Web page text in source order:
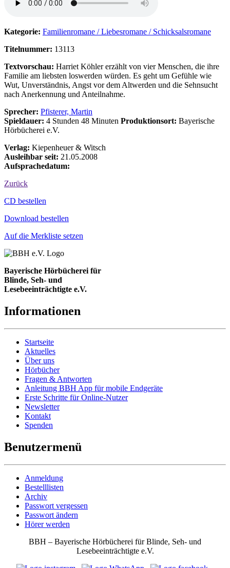
Kategorie: Familienromane / Liebesromane / Schicksalsromane
Titelnummer: 13113
Textvorschau: Harriet Köhler erzählt von vier Menschen, die ihre
Familie am liebsten loswerden würden. Es geht um Gefühle wie
Wut, Unverständnis, Angst vor dem Altwerden und die Sehnsucht
nach Anerkennung und Anteilnahme.
Sprecher: Pfisterer, Martin
Spieldauer: 4 Stunden 48 Minuten Produktionsort: Bayerische
Hörbücherei e.V.
Verlag: Kiepenheuer & Witsch
Ausleihbar seit: 21.05.2008
Aufsprachedatum:
Zurück
Bestell-Aktionen
CD bestellen
Download bestellen
Auf die Merkliste setzen
Bayerische Hörbücherei für
Blinde, Seh- und
Lesebeeinträchtigte e.V.
Informationen
Startseite
Aktuelles
Über uns
Hörbücher
Fragen & Antworten
Anleitung BBH App für mobile Endgeräte
Erste Schritte für Online-Nutzer
Newsletter
Kontakt
Spenden
Benutzermenü
Anmeldung
Bestelllisten
Archiv
Passwort vergessen
Passwort ändern
Hörer werden
BBH – Bayerische Hörbücherei für Blinde, Seh- und
Lesebeeinträchtigte e.V.